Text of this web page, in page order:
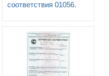
соответствия 01056.